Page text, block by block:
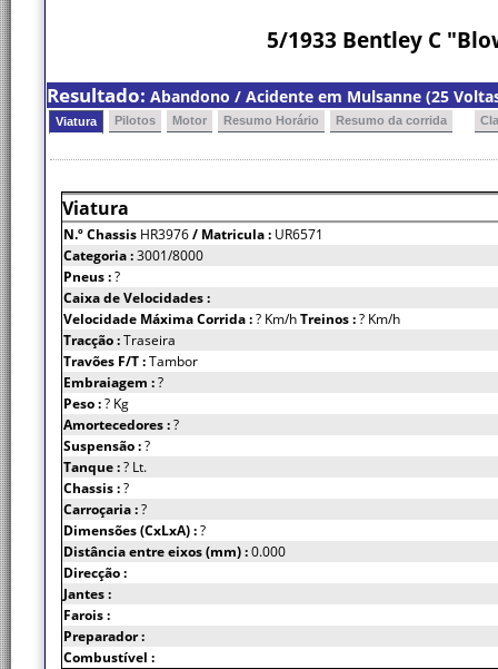
5/1933 Bentley C
Resultado: Abandono / Acidente em Mulsanne (25
Viatura Pilotos Motor Resumo Horário Resumo da corrida
Viatura
N.º Chassis HR3976/ Matricula : UR6571
Categoria :3001/8000
Pneus :?
Caixa de Velocidades :
Velocidade Máxima Corrida :? Km/hTreinos :? Km/h
Tracção :Traseira
Travões F/T :Tambor
Embraiagem :?
Peso :? Kg
Amortecedores :?
Suspensão :?
Tanque :? Lt.
Chassis :?
Carroçaria :?
Dimensões (CxLxA) :?
Distância entre eixos (mm) :0.000
Direcção :
Jantes :
Farois :
Preparador :
Combustível :